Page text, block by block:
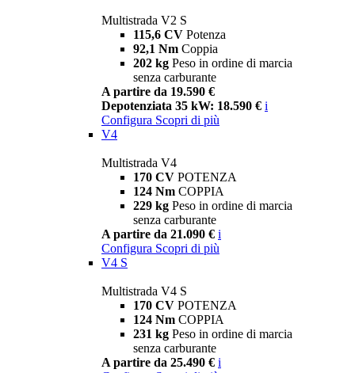
Multistrada V2 S
115,6 CV Potenza
92,1 Nm Coppia
202 kg Peso in ordine di marcia
senza carburante
A partire da 19.590 €
Depotenziata 35 kW: 18.590 € i
Configura Scopri di più
V4
Multistrada V4
170 CV POTENZA
124 Nm COPPIA
229 kg Peso in ordine di marcia
senza carburante
A partire da 21.090 € i
Configura Scopri di più
V4 S
Multistrada V4 S
170 CV POTENZA
124 Nm COPPIA
231 kg Peso in ordine di marcia
senza carburante
A partire da 25.490 € i